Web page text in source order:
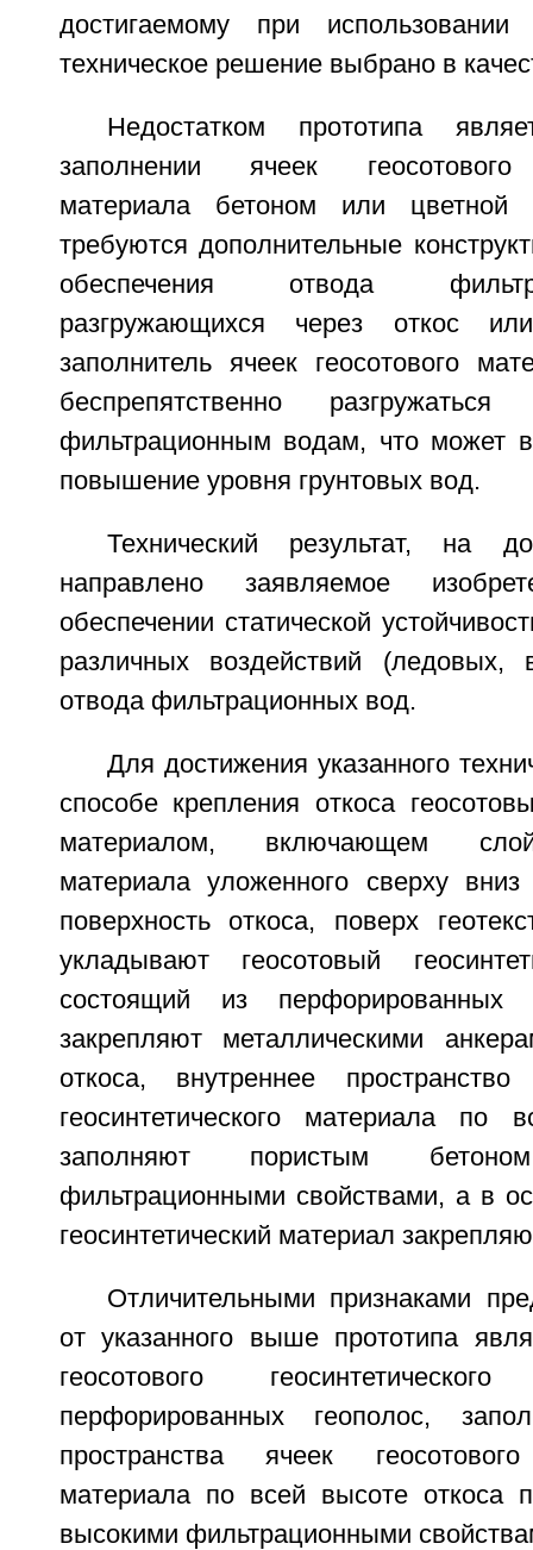
достигаемому при использовании
техническое решение выбрано в
Недостатком прототипа
заполнении ячеек геосотового
материала бетоном или цветной
требуются дополнительные
обеспечения отвода
разгружающихся через откос
заполнитель ячеек геосотового
беспрепятственно
фильтрационным водам, что может
повышение уровня грунтовых вод.
Технический результат, на
направлено заявляемое
обеспечении статической
различных воздействий
отвода фильтрационных вод.
Для достижения указанного
способе крепления откоса
материалом, включающем слой
материала уложенного сверху
поверхность откоса, поверх
укладывают геосотовый
состоящий из перфорированных
закрепляют металлическими
откоса, внутреннее пространство
геосинтетического материала по
заполняют пористым
фильтрационными свойствами, а в
геосинтетический материал
Отличительными признаками
от указанного выше прототипа
геосотового
перфорированных геополос,
пространства ячеек геосотового
материала по всей высоте откоса
высокими фильтрационными